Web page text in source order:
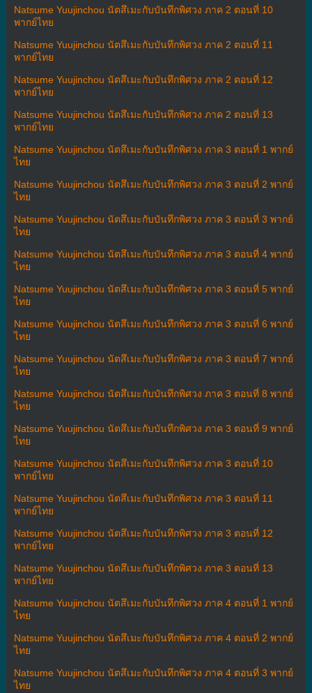
Natsume Yuujinchou นัตสึเมะกับบันทึกพิศวง ภาค 2 ตอนที่ 10
พากย์ไทย
Natsume Yuujinchou นัตสึเมะกับบันทึกพิศวง ภาค 2 ตอนที่ 11
พากย์ไทย
Natsume Yuujinchou นัตสึเมะกับบันทึกพิศวง ภาค 2 ตอนที่ 12
พากย์ไทย
Natsume Yuujinchou นัตสึเมะกับบันทึกพิศวง ภาค 2 ตอนที่ 13
พากย์ไทย
Natsume Yuujinchou นัตสึเมะกับบันทึกพิศวง ภาค 3 ตอนที่ 1 พากย์
ไทย
Natsume Yuujinchou นัตสึเมะกับบันทึกพิศวง ภาค 3 ตอนที่ 2 พากย์
ไทย
Natsume Yuujinchou นัตสึเมะกับบันทึกพิศวง ภาค 3 ตอนที่ 3 พากย์
ไทย
Natsume Yuujinchou นัตสึเมะกับบันทึกพิศวง ภาค 3 ตอนที่ 4 พากย์
ไทย
Natsume Yuujinchou นัตสึเมะกับบันทึกพิศวง ภาค 3 ตอนที่ 5 พากย์
ไทย
Natsume Yuujinchou นัตสึเมะกับบันทึกพิศวง ภาค 3 ตอนที่ 6 พากย์
ไทย
Natsume Yuujinchou นัตสึเมะกับบันทึกพิศวง ภาค 3 ตอนที่ 7 พากย์
ไทย
Natsume Yuujinchou นัตสึเมะกับบันทึกพิศวง ภาค 3 ตอนที่ 8 พากย์
ไทย
Natsume Yuujinchou นัตสึเมะกับบันทึกพิศวง ภาค 3 ตอนที่ 9 พากย์
ไทย
Natsume Yuujinchou นัตสึเมะกับบันทึกพิศวง ภาค 3 ตอนที่ 10
พากย์ไทย
Natsume Yuujinchou นัตสึเมะกับบันทึกพิศวง ภาค 3 ตอนที่ 11
พากย์ไทย
Natsume Yuujinchou นัตสึเมะกับบันทึกพิศวง ภาค 3 ตอนที่ 12
พากย์ไทย
Natsume Yuujinchou นัตสึเมะกับบันทึกพิศวง ภาค 3 ตอนที่ 13
พากย์ไทย
Natsume Yuujinchou นัตสึเมะกับบันทึกพิศวง ภาค 4 ตอนที่ 1 พากย์
ไทย
Natsume Yuujinchou นัตสึเมะกับบันทึกพิศวง ภาค 4 ตอนที่ 2 พากย์
ไทย
Natsume Yuujinchou นัตสึเมะกับบันทึกพิศวง ภาค 4 ตอนที่ 3 พากย์
ไทย